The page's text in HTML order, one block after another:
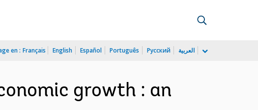
en : Français English Español Português Русский العربية
growth : an